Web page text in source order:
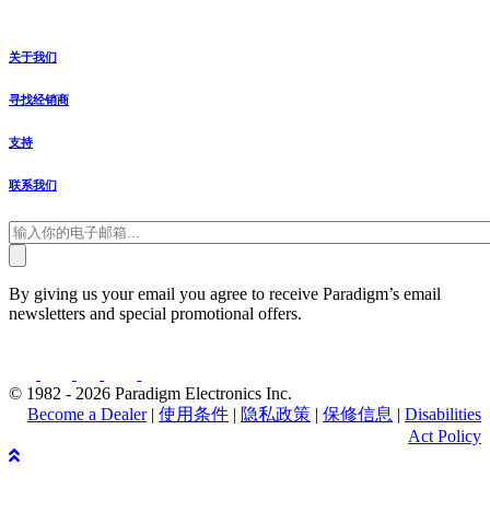
关于我们
寻找经销商
支持
联系我们
By giving us your email you agree to receive Paradigm’s email
newsletters and special promotional offers.
© 1982 - 2026 Paradigm Electronics Inc.
Become a Dealer| 使用条件 | 隐私政策 | 保修信息 | Disabilities
Act Policy